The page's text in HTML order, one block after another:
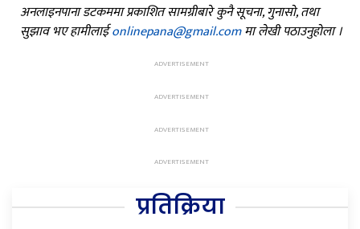
अनलाइनपाना डटकममा प्रकाशित सामग्रीबारे कुनै सूचना, गुनासो, तथा
सुझाव भए हामीलाईonlinepana@gmail.comमा लेखी पठाउनुहोला ।
प्रतिक्रिया